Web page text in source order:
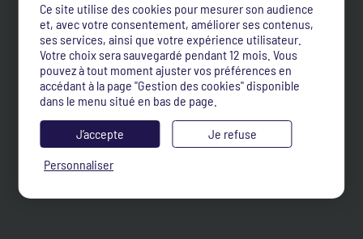
Ce site utilise des cookies pour mesurer son audience
et, avec votre consentement, améliorer ses contenus,
ses services, ainsi que votre expérience utilisateur.
Votre choix sera sauvegardé pendant 12 mois. Vous
pouvez à tout moment ajuster vos préférences en
accédant à la page "Gestion des cookies" disponible
dans le menu situé en bas de page.
J’accepte
Je refuse
Personnaliser